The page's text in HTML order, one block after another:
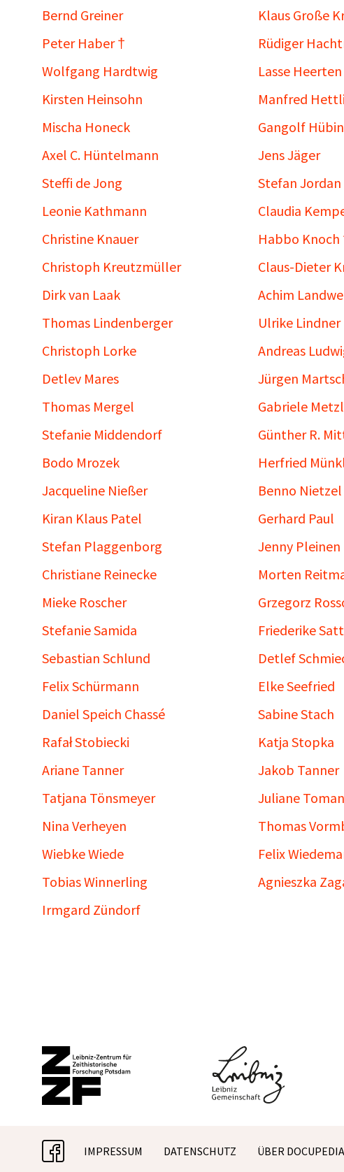
Bernd Greiner
Klaus Große
Peter Haber †
Rüdiger
Wolfgang Hardtwig
Lasse Heerten
Kirsten Heinsohn
Manfred
Mischa Honeck
Gangolf
Axel C. Hüntelmann
Jens Jäger
Steffi de Jong
Stefan Jordan
Leonie Kathmann
Claudia
Christine Knauer
Habbo Knoch
Christoph Kreutzmüller
Claus-Dieter
Dirk van Laak
Achim
Thomas Lindenberger
Ulrike Lindner
Christoph Lorke
Andreas
Detlev Mares
Jürgen
Thomas Mergel
Gabriele
Stefanie Middendorf
Günther R.
Bodo Mrozek
Herfried
Jacqueline Nießer
Benno Nietzel
Kiran Klaus Patel
Gerhard Paul
Stefan Plaggenborg
Jenny Pleinen
Christiane Reinecke
Morten
Mieke Roscher
Grzegorz
Stefanie Samida
Friederike
Sebastian Schlund
Detlef
Felix Schürmann
Elke Seefried
Daniel Speich Chassé
Sabine Stach
Rafał Stobiecki
Katja Stopka
Ariane Tanner
Jakob Tanner
Tatjana Tönsmeyer
Juliane
Nina Verheyen
Thomas
Wiebke Wiede
Felix
Tobias Winnerling
Agnieszka
Irmgard Zündorf
facebookIMPRESSUM DATENSCHUTZ ÜBER DOCUPEDIA